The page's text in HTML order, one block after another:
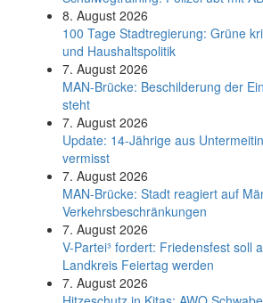
8. August 2026
100 Tage Stadtregierung: Grüne
und Haushaltspolitik
7. August 2026
MAN-Brücke: Beschilderung der
steht
7. August 2026
Update: 14-Jährige aus
vermisst
7. August 2026
MAN-Brücke: Stadt reagiert auf
Verkehrsbeschränkungen
7. August 2026
V-Partei­³ fordert: Friedens­fest soll
Land­kreis Feier­tag werden
7. August 2026